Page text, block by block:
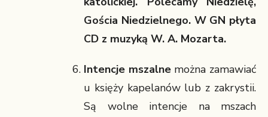
Gościa Niedzielnego. W GN płyta
CD z muzyką W. A. Mozarta.
Intencje mszalnemożna zamawiać
u księży kapelanów lub z zakrystii.
Są wolne intencje na mszach